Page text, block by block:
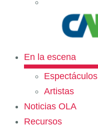
En la escena
Espectáculos
Artistas
Noticias OLA
Recursos